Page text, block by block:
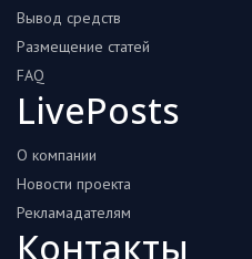
Вывод средств
Размещение статей
FAQ
LivePosts
О компании
Новости проекта
Рекламадателям
Контакты